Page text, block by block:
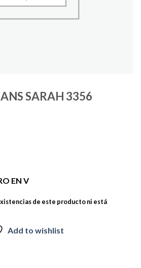
SARAH 3356
EN V
de este producto ni está
Add to wishlist